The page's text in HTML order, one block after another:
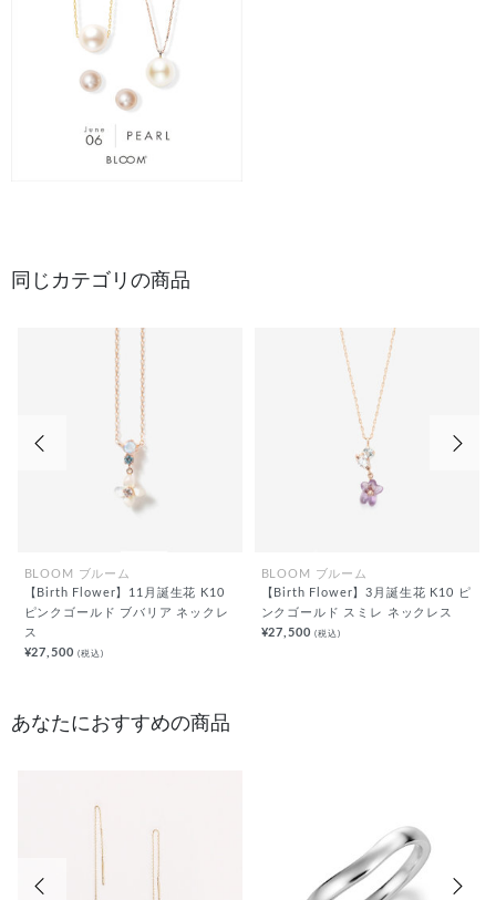
同じカテゴリの商品
BLOOM ブルーム
【Birth Flower】11月誕生花 K10
ピンクゴールド ブバリア ネックレ
ス
¥27,500(税込)
BLOOM ブルーム
【Birth Flower】3月誕生花 K10 ピ
ンクゴールド スミレ ネックレス
¥27,500(税込)
あなたにおすすめの商品